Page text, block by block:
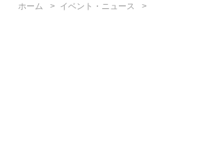
ホーム イベント・ニュース